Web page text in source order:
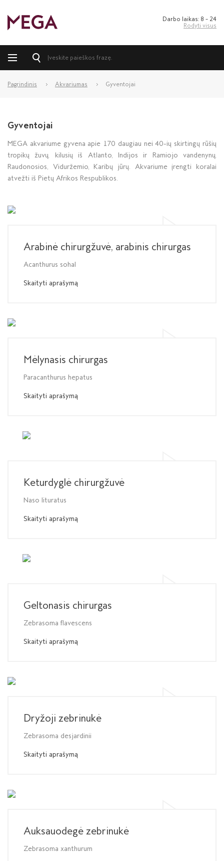
Darbo laikas: 8 – 24
Rodyti visus
Pagrindinis Akvariumas Gyventojai
Gyventojai
MEGA akvariume gyvena apie 170 daugiau nei 40-ių skirtingų rūšių
tropikų žuvų, kilusių iš Atlanto, Indijos ir Ramiojo vandenynų,
Raudonosios, Viduržemio, Karibų jūrų. Akvariume įrengti koralai
atvežti iš Pietų Afrikos Respublikos.
Arabinė chirurgžuvė, arabinis chirurgas
Acanthurus sohal
Skaityti aprašymą
Mėlynasis chirurgas
Paracanthurus hepatus
Skaityti aprašymą
Keturdyglė chirurgžuvė
Naso lituratus
Skaityti aprašymą
Geltonasis chirurgas
Zebrasoma flavescens
Skaityti aprašymą
Dryžoji zebrinukė
Zebrasoma desjardinii
Skaityti aprašymą
Auksauodegė zebrinukė
Zebrasoma xanthurum